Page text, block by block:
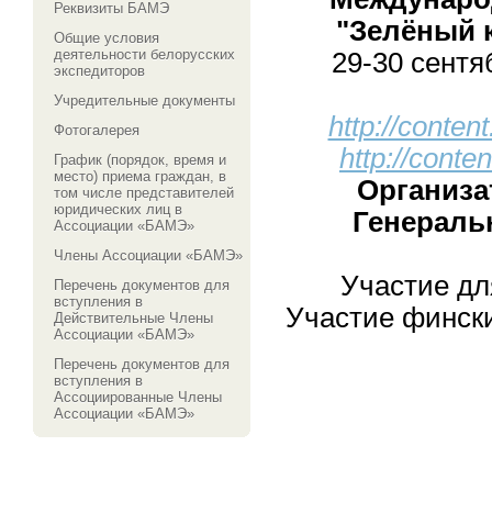
Реквизиты БАМЭ
Общие условия
деятельности белорусских
экспедиторов
Учредительные документы
Фотогалерея
График (порядок, время и
место) приема граждан, в
том числе представителей
юридических лиц в
Ассоциации «БАМЭ»
Члены Ассоциации «БАМЭ»
Перечень документов для
вступления в
Действительные Члены
Ассоциации «БАМЭ»
Перечень документов для
вступления в
Ассоциированные Члены
Ассоциации «БАМЭ»
"Зелёный
29-30
http://
http://
Участие
Участие